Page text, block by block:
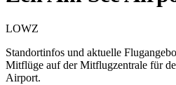
LOWZ
Standortinfos und aktuelle
Mitflüge auf der Mitflugzentrale für
Airport.